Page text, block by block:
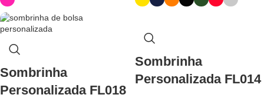
Sombrinha
Personalizada FL018
Sombrinha
Personalizada FL014